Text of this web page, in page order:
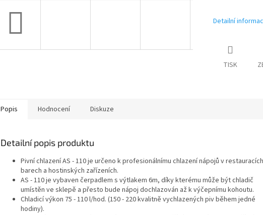
Detailní
TISK
Popis Hodnocení Diskuze
Detailní popis produktu
Pivní chlazení AS - 110 je určeno k profesionálnímu chlazení nápojů v
barech a hostinských zařízeních.
AS - 110 je vybaven čerpadlem s výtlakem 6m, díky kterému může být chladič
umístěn ve sklepě a přesto bude nápoj dochlazován až k výčepnímu kohoutu.
Chladicí výkon 75 - 110 l/hod. (150 - 220 kvalitně vychlazených piv během jedné
hodiny).